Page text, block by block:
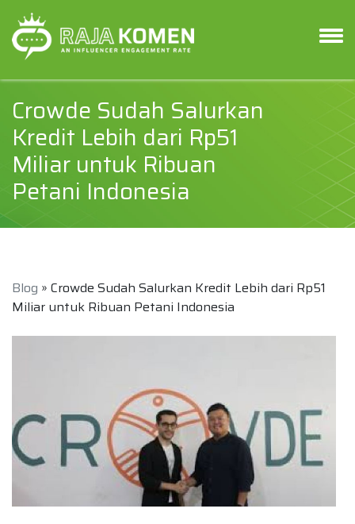
Crowde Sudah Salurkan
Kredit Lebih dari Rp51
Miliar untuk Ribuan
Petani Indonesia
Blog » Crowde Sudah Salurkan Kredit Lebih dari Rp51
Miliar untuk Ribuan Petani Indonesia